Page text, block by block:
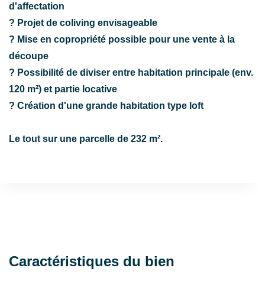
d'affectation
? Projet de coliving envisageable
? Mise en copropriété possible pour une vente à la
découpe
? Possibilité de diviser entre habitation principale (env.
120 m²) et partie locative
? Création d'une grande habitation type loft
Le tout sur une parcelle de 232 m².
Caractéristiques du bien